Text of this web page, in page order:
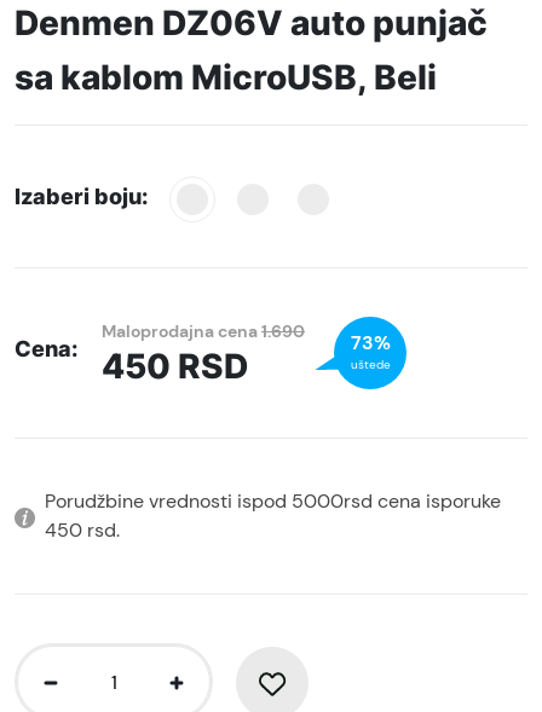
Denmen DZ06V auto punjač
sa kablom MicroUSB, Beli
Izaberi boju:
Cena:
Maloprodajna cena1.690
450 RSD
73%
uštede
Porudžbine vrednosti ispod 5000rsd cena isporuke
450 rsd.